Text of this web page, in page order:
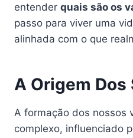
entender quais são os
passo para viver uma
alinhada com o que
A Origem Dos
A formação dos nossos
complexo, influenciado